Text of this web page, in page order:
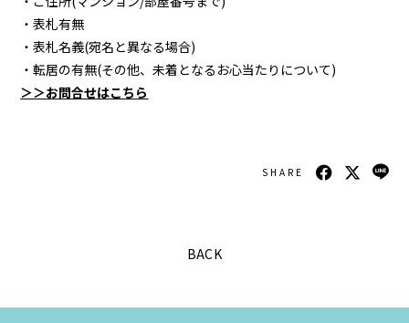
・表札有無
・表札名義(宛名と異なる場合)
・転居の有無(その他、未着となるお心当たりについて)
＞＞お問合せはこちら
SHARE
BACK